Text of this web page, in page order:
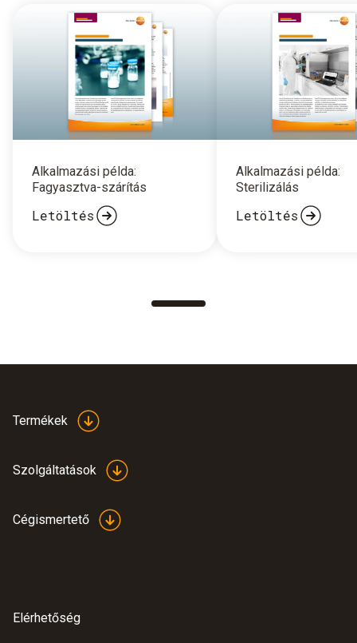
Alkalmazási példa:
Fagyasztva-szárítás
Letöltés
Alkalmazási példa:
Sterilizálás
Letöltés
Termékek
Szolgáltatások
Cégismertető
Elérhetőség